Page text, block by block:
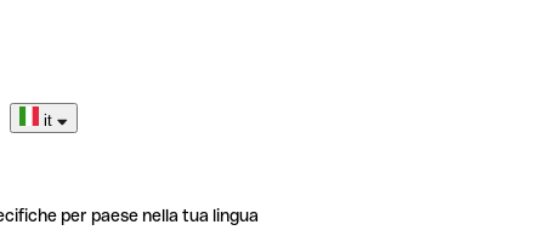
it
per paese nella tua lingua